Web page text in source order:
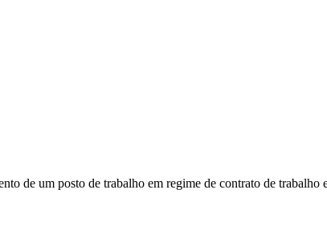
de um posto de trabalho em regime de contrato de